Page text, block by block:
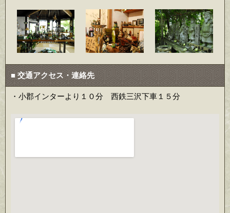
■ 交通アクセス・連絡先
・小郡インターより１０分 西鉄三沢下車１５分